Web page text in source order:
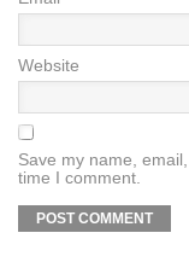
Website
Save my name,
time I comment.